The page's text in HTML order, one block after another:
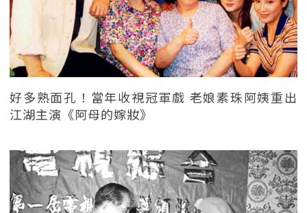
好多熟面孔！當年收視冠軍戲 老娘素珠阿姨重出
江湖主演《阿母的嫁妝》